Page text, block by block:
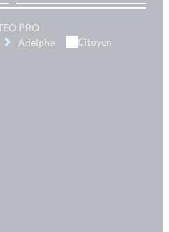
PRO
Adelphe Citoyen